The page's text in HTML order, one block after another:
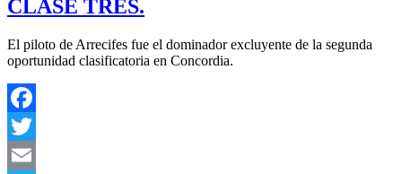
CLASE TRES.
El piloto de Arrecifes fue el dominador excluyente de la segunda
oportunidad clasificatoria en Concordia.
Facebook
Twitter